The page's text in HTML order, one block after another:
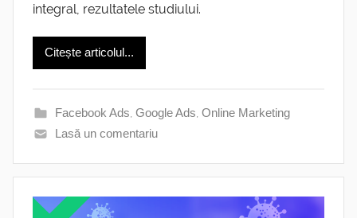
integral, rezultatele studiului.
Citește articolul...
Facebook Ads Google Ads Online Marketing
Lasă un comentariu